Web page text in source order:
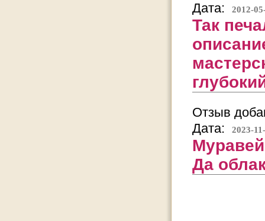
Дата:
2012-
Так
Отзыв
Дата:
2023-
Да